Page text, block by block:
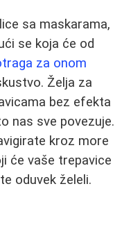
sa maskarama,
se koja će od
za onom
Želja za
bez efektа
nas sve povezuje.
kroz more
će vaše trepavice
oduvek želeli.